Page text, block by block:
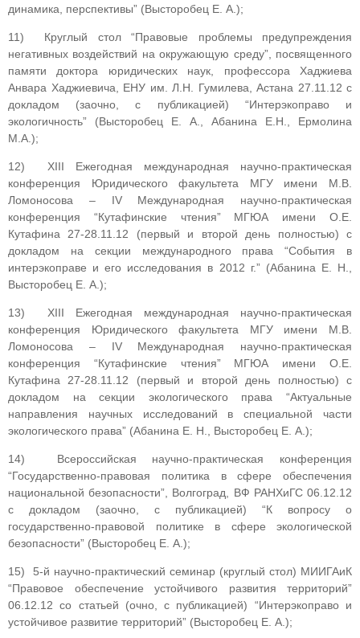
динамика, перспективы” (Высторобец Е. А.);
11) Круглый стол “Правовые проблемы предупреждения
негативных воздействий на окружающую среду”, посвященного
памяти доктора юридических наук, профессора Хаджиева
Анвара Хаджиевича, ЕНУ им. Л.Н. Гумилева, Астана 27.11.12 с
докладом (заочно, с публикацией) “Интерэкоправо и
экологичность” (Высторобец Е. А., Абанина Е.Н., Ермолина
М.А.);
12) XIII Ежегодная международная научно-практическая
конференция Юридического факультета МГУ имени М.В.
Ломоносова – IV Международная научно-практическая
конференция “Кутафинские чтения” МГЮА имени О.Е.
Кутафина 27-28.11.12 (первый и второй день полностью) с
докладом на секции международного права “События в
интерэкоправе и его исследования в 2012 г.” (Абанина Е. Н.,
Высторобец Е. А.);
13) XIII Ежегодная международная научно-практическая
конференция Юридического факультета МГУ имени М.В.
Ломоносова – IV Международная научно-практическая
конференция “Кутафинские чтения” МГЮА имени О.Е.
Кутафина 27-28.11.12 (первый и второй день полностью) с
докладом на секции экологического права “Актуальные
направления научных исследований в специальной части
экологического права” (Абанина Е. Н., Высторобец Е. А.);
14) Всероссийская научно-практическая конференция
“Государственно-правовая политика в сфере обеспечения
национальной безопасности”, Волгоград, ВФ РАНХиГС 06.12.12
с докладом (заочно, с публикацией) “К вопросу о
государственно-правовой политике в сфере экологической
безопасности” (Высторобец Е. А.);
15) 5-й научно-практический семинар (круглый стол) МИИГАиК
“Правовое обеспечение устойчивого развития территорий”
06.12.12 со статьей (очно, с публикацией) “Интерэкоправо и
устойчивое развитие территорий” (Высторобец Е. А.);